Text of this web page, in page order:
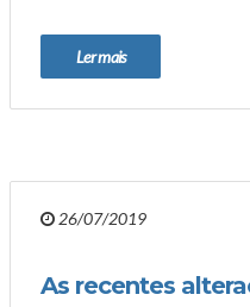
Ler mais
26/07/2019
As recentes